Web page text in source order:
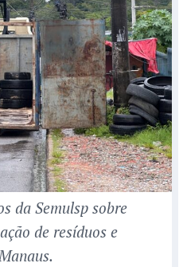
da Semulsp sobre
de resíduos e